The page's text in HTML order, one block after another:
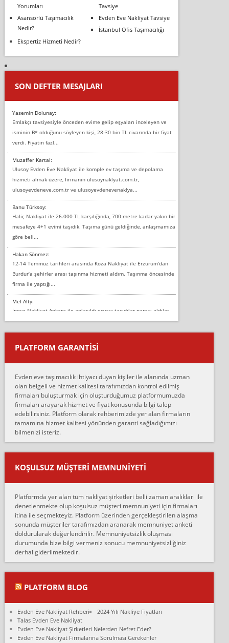
Yorumları
Tavsiye
Asansörlü Taşımacılık
Nedir?
Evden Eve Nakliyat Tavsiye
İstanbul Ofis Taşımacılığı
Ekspertiz Hizmeti Nedir?
SON DEFTER MESAJLARI
Yasemin Dolunay:
Emlakçı tavsiyesiyle önceden evime gelip eşyaları inceleyen ve
isminin B* olduğunu söyleyen kişi, 28-30 bin TL civarında bir fiyat
verdi. Fiyatın fazl...
Muzaffer Kartal:
Ulusoy Evden Eve Nakliyat ile komple ev taşıma ve depolama
hizmeti almak üzere, firmanın ulusoynaklyat.com.tr,
ulusoyevdeneve.com.tr ve ulusoyevdenevenaklya...
Banu Türksoy:
Haliç Nakliyat ile 26.000 TL karşılığında, 700 metre kadar yakın bir
mesafeye 4+1 evimi taşıdık. Taşıma günü geldiğinde, anlaşmamıza
göre beli...
Hakan Sönmez:
12-14 Temmuz tarihleri arasında Koza Nakliyat ile Erzurum’dan
Burdur’a şehirler arası taşınma hizmeti aldım. Taşınma öncesinde
firma ile yaptığı...
Mel Alty:
İnova Nakliyat Ankara ile anlaşıldı eşyayı taşıdılar parayı aldılar.
Salon duvarına bir baktım birisi boydan alüminyum renkli bantı
yapıştırm...
Murat:
çalıştıklarını, müş...
Ahmet:
Lüleburgaz güngünes evden eve naklyat eşyalarımı taşımak için
anlaştık sabah eve geldiklerinde de eşyalarımı düzgün şekilde
sarcaz demelerine r...
mehmet güldü:
Ankara ALİCANLAR NAKLİYAT Tutarsız ve ticari ahlak problemleri
var verdikleri fiyat teklifini arttırdılar. Sonrasında taşıma gününde
oldukça tutarsı...
Ankara Alicanlar naklyat tel 5465524025. 2600 TL'ye ankaradan
Konya ya Alicanlar naklyat la anlaştık bu şahıs evin taşınacağı gün
fiyatın mazoto gele...
Fatih kokmese:
Diyarbakır dan eşyamı getirtmek için anlaştım sözleşme yaptım.
Son anda fiyat artırdılar.. mecburiyetten tasittim.. bu kişiler ağrılı
Ali:
olduk. Asansörlü dediler sonra uraya asansör kurulmaz dediler
fark istediler. ortada asa...
Nimet:
Ben 2021 Ağustos ilk haftası Evimi taşıdım yani İstanbul'un bir
PLATFORM GARANTİSİ
Evden eve taşımacılık ihtiyacı duyan kişiler ile alanında uzman
olan belgeli ve hizmet kalitesi tarafımızdan kontrol edilmiş
firmaları buluşturmak için oluşturduğumuz platformumuzda
firmaları arayarak hizmet ve fiyat konusunda bilgi talep
edebilirsiniz. Platform olarak rehberimizde yer alan firmaların
tamamına hizmet kalitesi yönünden garanti sağladığımızı
bilmenizi isteriz.
KOŞULSUZ MÜŞTERI MEMNUNIYETI
Platformda yer alan tüm nakliyat şirketleri belli zaman aralıkları ile
denetlenmekte olup koşulsuz müşteri memnuniyeti için firmaları
itina ile seçmekteyiz. Platform üzerinden gerçekleştirilen alaşma
sonunda müşteriler tarafımızdan aranarak memnuniyet anketi
doldurularak değerlendirilir. Memnuniyetsizlik oluşması
durumunda bize bilgi vermeniz sonucu memnuniyetsizliğiniz
derhal giderilmektedir.
PLATFORM BLOG
Evden Eve Nakliyat Rehberi
2024 Yılı Nakliye Fiyatları
Talas Evden Eve Nakliyat
Evden Eve Nakliyat Şirketleri Nelerden Nefret Eder?
Evden Eve Nakliyat Firmalarına Sorulması Gerekenler